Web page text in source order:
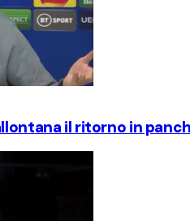
il ritorno in